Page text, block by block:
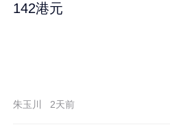
142港元
朱玉川 2天前